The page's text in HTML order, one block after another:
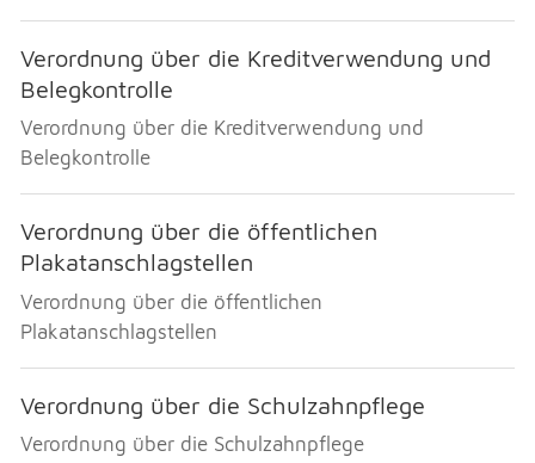
Verordnung über die Kreditverwendung und
Belegkontrolle
Verordnung über die Kreditverwendung und
Belegkontrolle
Verordnung über die öffentlichen
Plakatanschlagstellen
Verordnung über die öffentlichen
Plakatanschlagstellen
Verordnung über die Schulzahnpflege
Verordnung über die Schulzahnpflege